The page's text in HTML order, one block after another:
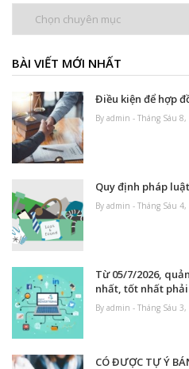
BÀI VIẾT MỚI NHẤT
Điều kiện để hợp
By admin - Tháng Sáu 8,
Quy định pháp
By admin - Tháng Sáu 4,
Từ 05/7/2026,
nhất, tốt nhất
By admin - Tháng Sáu 3,
CÓ ĐƯỢC TỰ Ý